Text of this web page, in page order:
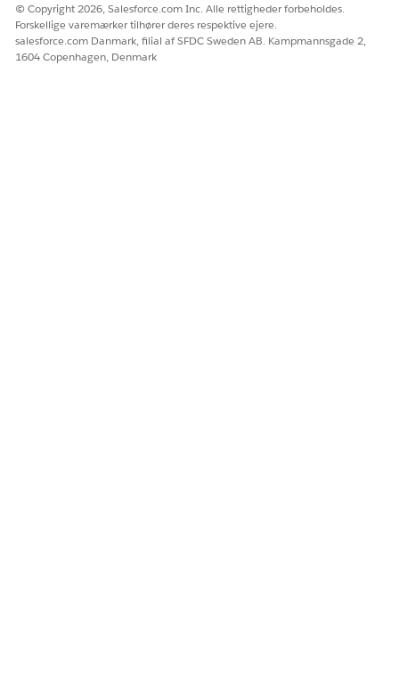
LØSTE DENNE ARTIKEL DIT PROBLEM?
Giv os besked, så vi kan forbedre os!
© Copyright 2026, Salesforce.com Inc. Alle rettigheder forbeholdes.
Forskellige varemærker tilhører deres respektive ejere.
salesforce.com Danmark, filial af SFDC Sweden AB. Kampmannsgade 2,
1604 Copenhagen, Denmark